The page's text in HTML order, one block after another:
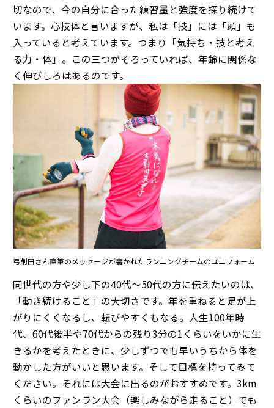
切なので、今の自分に合った練習量と強度を探り続けて
います。心技体と言いますが、私は「技」には「頭」も
入っていると考えています。つまり「気持ち・技と考え
る力・体」。この三つがそろっていれば、年齢に関係な
く伸びしろはあるのです。
弓削田さん直筆のメッセージが書かれたランニングチームのユニフォーム
同世代の方や少し下の40代〜50代の方に伝えたいのは、
「動き続けること」の大切さです。年を重ねると足が上
がりにくくなるし、転びやすくもなる。人生100年時
代、60代後半や70代からの残り3分の1くらいをいかに生
きるかを考えたときに、少しずつでも早いうちから体を
動かした方がいいと思います。そして目標を持ってみて
ください。それには大会に出るのがおすすめです。3km
くらいのファンラン大会（楽しみながら走ること）でも